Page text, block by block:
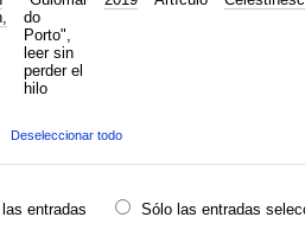
do
Porto",
leer sin
perder el
hilo
Deseleccionar todo
entradas
Sólo las entradas